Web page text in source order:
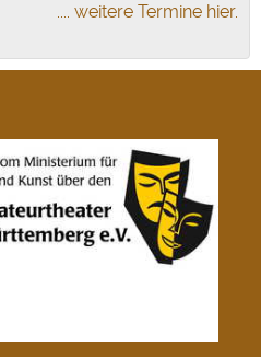
.... weitere Termine hier.